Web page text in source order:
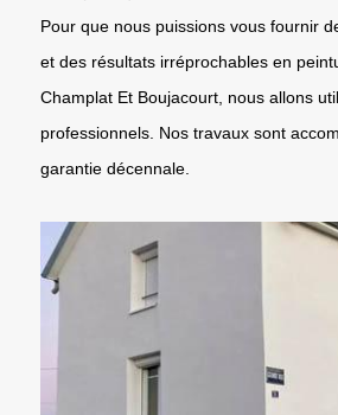
Pour que nous puissions vous fournir
et des résultats irréprochables en
Champlat Et Boujacourt, nous allons
professionnels. Nos travaux sont
garantie décennale.